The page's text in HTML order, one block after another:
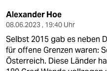
Alexander Hoe
08.06.2023 , 19:40 Uhr
Selbst 2015 gab es neben
für offene Grenzen waren:
Österreich. Diese Länder